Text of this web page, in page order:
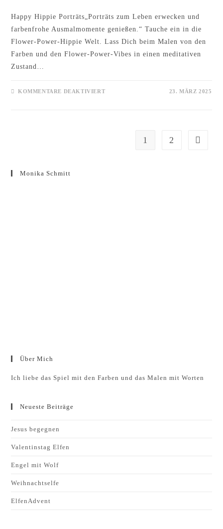
Happy Hippie Porträts„Porträts zum Leben erwecken und
farbenfrohe Ausmalmomente genießen.“ Tauche ein in die
Flower-Power-Hippie Welt. Lass Dich beim Malen von den
Farben und den Flower-Power-Vibes in einen meditativen
Zustand…
KOMMENTARE DEAKTIVIERTFÜR
23. MÄRZ 2025
1 2
Monika Schmitt
Über Mich
Ich liebe das Spiel mit den Farben und das Malen mit Worten
Neueste Beiträge
Jesus begegnen
Valentinstag Elfen
Engel mit Wolf
Weihnachtselfe
ElfenAdvent